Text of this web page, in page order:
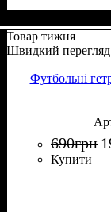
Товар тижня
Швидкий перегляд
Футбольні
690грн
Купити